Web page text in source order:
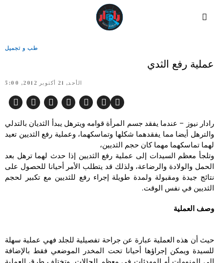
طب و تجميل
عملية رفع الثدي
الأحد, 21 أكتوبر 2012, 5:00
رادار نيوز – عندما يفقد جسم المرأة قوامه ويترهل يبدأ الثديان بالتدلي
والترهل أيضا مما يفقدهما شكلها وتماسكهما، وعملية رفع الثديين تعيد
لهما تماسكهما مهما كان حجم الثديين،
وتلجأ معظم السيدات إلى عملية رفع الثديين إذا حدث لهما ترهل بعد
الحمل والولادة والرضاعة، ولذلك قد يتطلب الأمر أحيانا للحصول على
نتائج جيدة ومقبولة ولمدة طويلة إجراء رفع للثديين مع تكبير لحجم
الثديين في نفس الوقت.
وصف العملية
حيث أن هذه العملية عبارة عن جراحة تفصيلية للجلد فهي عملية سهلة
للسيدة ويمكن إجراؤها أحيانا تحت المخدر الموضعي فقط بالإضافة